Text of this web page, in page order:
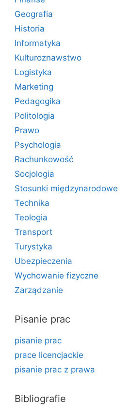
Geografia
Historia
Informatyka
Kulturoznawstwo
Logistyka
Marketing
Pedagogika
Politologia
Prawo
Psychologia
Rachunkowość
Socjologia
Stosunki międzynarodowe
Technika
Teologia
Transport
Turystyka
Ubezpieczenia
Wychowanie fizyczne
Zarządzanie
Pisanie prac
pisanie prac
prace licencjackie
pisanie prac z prawa
Bibliografie